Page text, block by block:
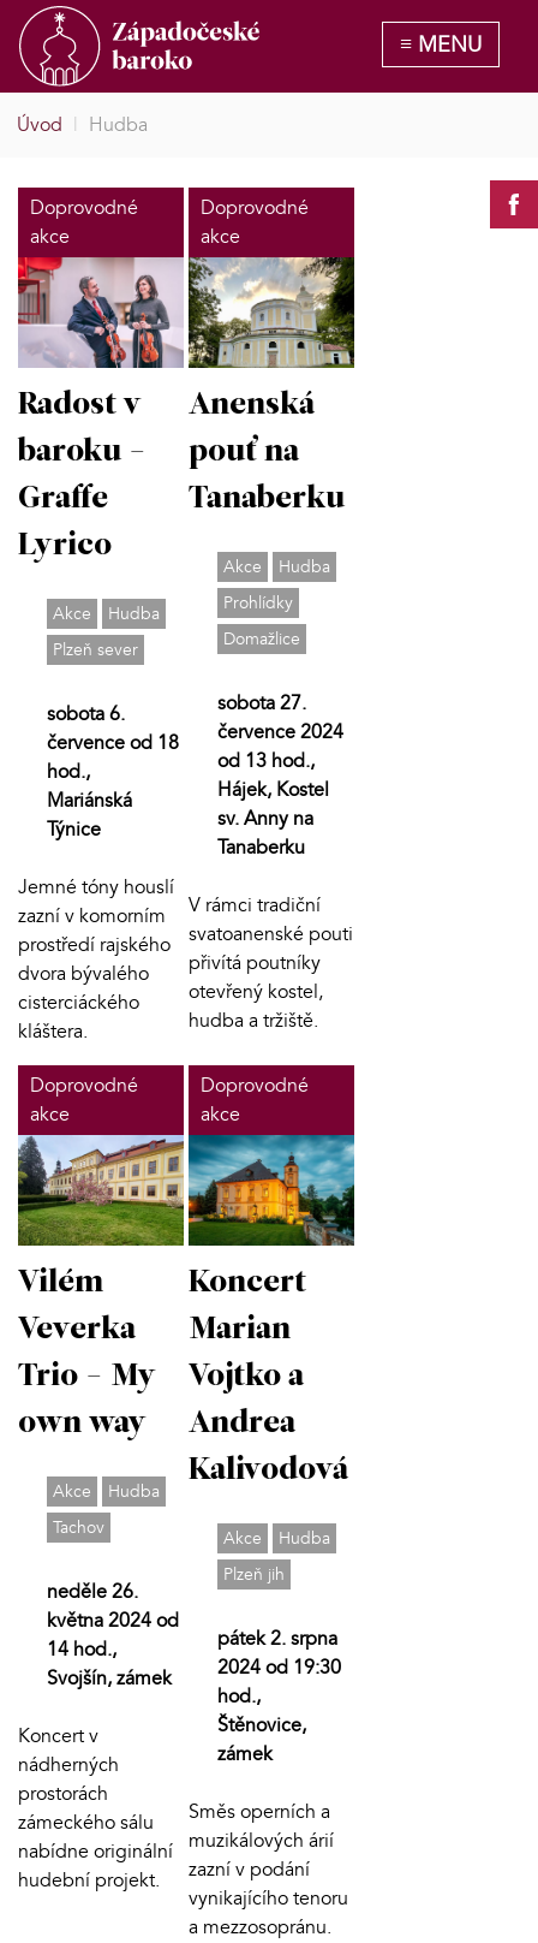
Úvod | Hudba
Doprovodné
akce
Radost v
baroku -
Graffe
Lyrico
Akce
Hudba
Plzeň sever
sobota 6.
července od 18
hod.,
Mariánská
Týnice
Jemné tóny houslí
zazní v komorním
prostředí rajského
dvora bývalého
cisterciáckého
kláštera.
Doprovodné
akce
Anenská
pouť na
Tanaberku
Akce
Hudba
Prohlídky
Domažlice
sobota 27.
července 2024
od 13 hod.,
Hájek, Kostel
sv. Anny na
Tanaberku
V rámci tradiční
svatoanenské pouti
přivítá poutníky
otevřený kostel,
hudba a tržiště.
Doprovodné
akce
Vilém
Veverka
Trio - My
own way
Akce
Hudba
Tachov
neděle 26.
května 2024 od
14 hod.,
Svojšín, zámek
Koncert v
nádherných
prostorách
zámeckého sálu
nabídne originální
hudební projekt.
Doprovodné
akce
Koncert
Marian
Vojtko a
Andrea
Kalivodová
Akce
Hudba
Plzeň jih
pátek 2. srpna
2024 od 19:30
hod.,
Štěnovice,
zámek
Směs operních a
muzikálových árií
zazní v podání
vynikajícího tenoru
a mezzosopránu.